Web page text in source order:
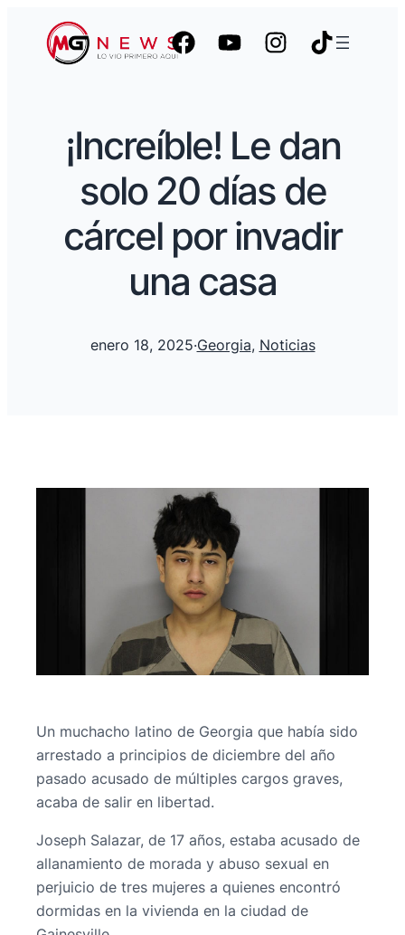
¡Increíble! Le dan
solo 20 días de
cárcel por invadir
una casa
enero 18, 2025·Georgia, Noticias
Un muchacho latino de Georgia que había sido
arrestado a principios de diciembre del año
pasado acusado de múltiples cargos graves,
acaba de salir en libertad.
Joseph Salazar, de 17 años, estaba acusado de
allanamiento de morada y abuso sexual en
perjuicio de tres mujeres a quienes encontró
dormidas en la vivienda en la ciudad de